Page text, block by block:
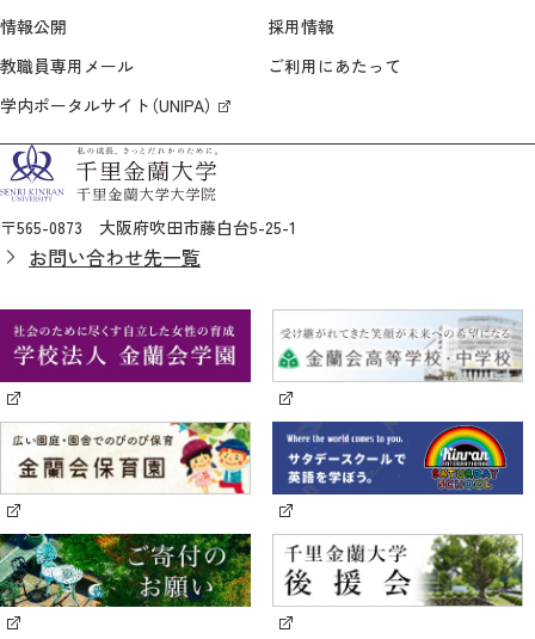
情報公開
採用情報
教職員専用メール
ご利用にあたって
学内ポータルサイト（UNIPA）
〒565-0873 大阪府吹田市藤白台5-25-1
お問い合わせ先一覧